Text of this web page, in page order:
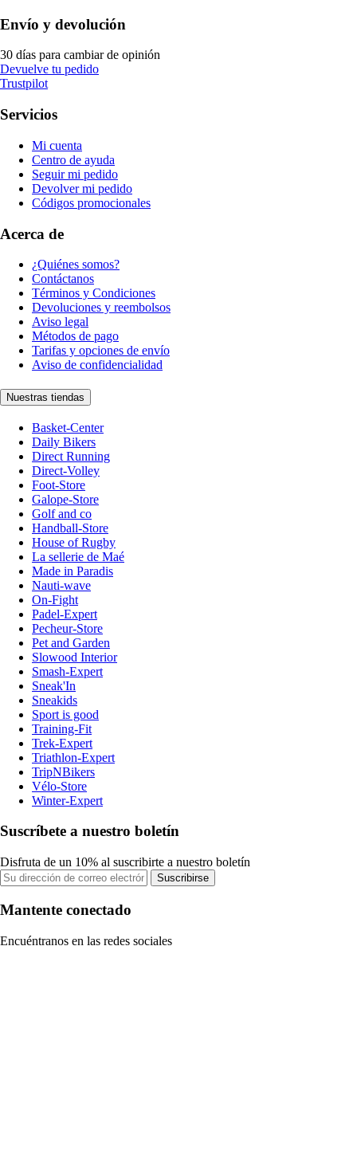
Envío y devolución
30 días para cambiar de opinión
Devuelve tu pedido
Trustpilot
Servicios
Mi cuenta
Centro de ayuda
Seguir mi pedido
Devolver mi pedido
Códigos promocionales
Acerca de
¿Quiénes somos?
Contáctanos
Términos y Condiciones
Devoluciones y reembolsos
Aviso legal
Métodos de pago
Tarifas y opciones de envío
Aviso de confidencialidad
Nuestras tiendas
Basket-Center
Daily Bikers
Direct Running
Direct-Volley
Foot-Store
Galope-Store
Golf and co
Handball-Store
House of Rugby
La sellerie de Maé
Made in Paradis
Nauti-wave
On-Fight
Padel-Expert
Pecheur-Store
Pet and Garden
Slowood Interior
Smash-Expert
Sneak'In
Sneakids
Sport is good
Training-Fit
Trek-Expert
Triathlon-Expert
TripNBikers
Vélo-Store
Winter-Expert
Suscríbete a nuestro boletín
Disfruta de un 10% al suscribirte a nuestro boletín
Suscribirse
Mantente conectado
Encuéntranos en las redes sociales